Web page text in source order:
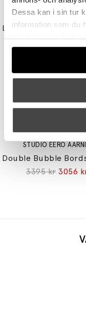
Dessa kan i sin tur
information som du
samlat in när du har
TALA
179 kr
STUDIO EERO
3395 kr 3056